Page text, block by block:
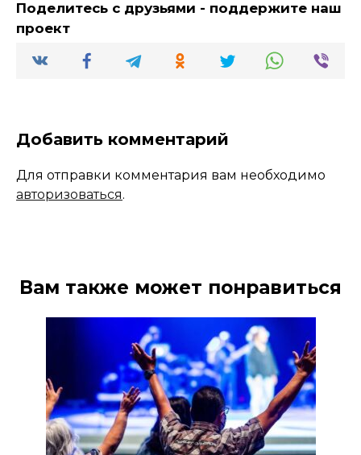
Поделитесь с друзьями - поддержите наш
проект
Добавить комментарий
Для отправки комментария вам необходимо
авторизоваться.
Вам также может понравиться